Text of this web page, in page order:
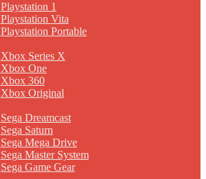
Playstation 1
Playstation Vita
Playstation Portable
Xbox Series X
Xbox One
Xbox 360
Xbox Original
Sega Dreamcast
Sega Saturn
Sega Mega Drive
Sega Master System
Sega Game Gear